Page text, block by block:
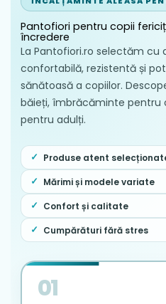
sidefate, glitterul și
Uscarea se face lent,
temperatura
umbrit și bine
calorifere, razele
directe de căldură
Se recomandă
asigura o aerisire și o
interiorului.
Pantofiori pentru copii
încredere
La Pantofiori.ro selectăm
confortabilă, rezistentă și
sănătoasă a copiilor.
băieți, îmbrăcăminte pentru
pentru adulți.
Produse atent
Mărimi și modele variate
Confort și calitate
Cumpărături fără stres
01